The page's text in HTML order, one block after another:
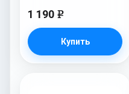
1 190 e
Купить